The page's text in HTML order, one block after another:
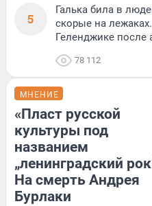
5
Галька била в
скорые на
Геленджике после
78 112
МНЕНИЕ
«Пласт русской
культуры под
названием
„ленинградский
На смерть Андрея
Бурлаки